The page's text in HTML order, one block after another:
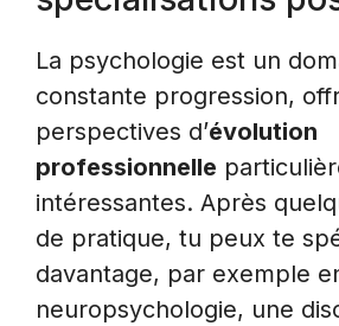
La psychologie est un
constante progression,
perspectives d’évolution
professionnelle
intéressantes. Après
de pratique, tu peux te
davantage, par exemple
neuropsychologie, une